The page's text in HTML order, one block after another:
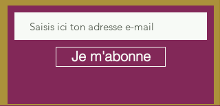
Je m'abonne